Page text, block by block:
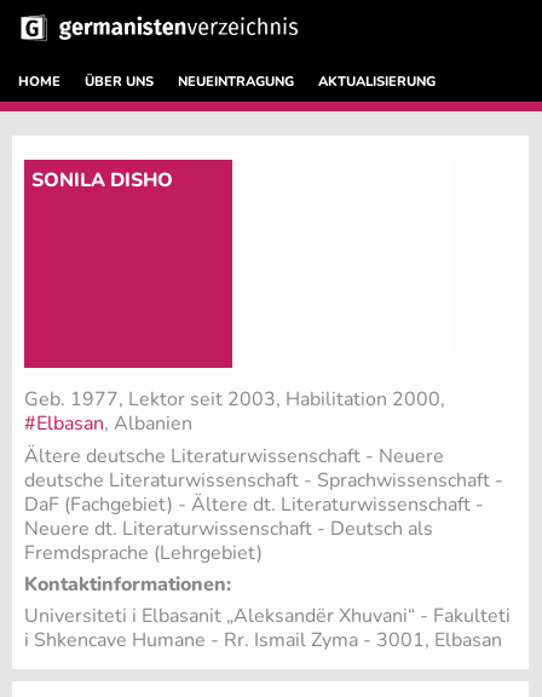
HOME ÜBER UNS NEUEINTRAGUNG AKTUALISIERUNG
SONILA DISHO
Geb. 1977, Lektor seit 2003, Habilitation 2000,
#Elbasan, Albanien
Ältere deutsche Literaturwissenschaft - Neuere
deutsche Literaturwissenschaft - Sprachwissenschaft -
DaF (Fachgebiet) - Ältere dt. Literaturwissenschaft -
Neuere dt. Literaturwissenschaft - Deutsch als
Fremdsprache (Lehrgebiet)
Kontaktinformationen:
Universiteti i Elbasanit „Aleksandër Xhuvani“ - Fakulteti
i Shkencave Humane - Rr. Ismail Zyma - 3001, Elbasan